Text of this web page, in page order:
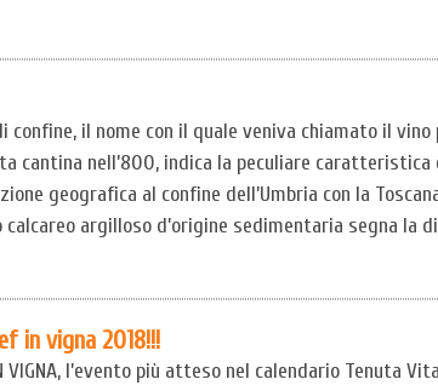
confine, il nome con il quale veniva chiamato il
cantina nell’800, indica la peculiare
geografica al confine dell’Umbria con la
calcareo argilloso d’origine sedimentaria segna la
in vigna 2018!!!
VIGNA, l’evento più atteso nel calendario Tenuta